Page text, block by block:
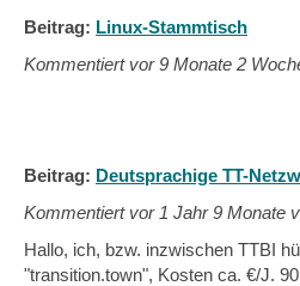
Beitrag: Linux-Stammtisch
Kommentiert vor9 Monate 2
Beitrag: Deutsprachige TT-
Kommentiert vor 1 Jahr 9 Monate
Hallo, ich, bzw. inzwischen TTBI
"transition.town", Kosten ca. €/J.